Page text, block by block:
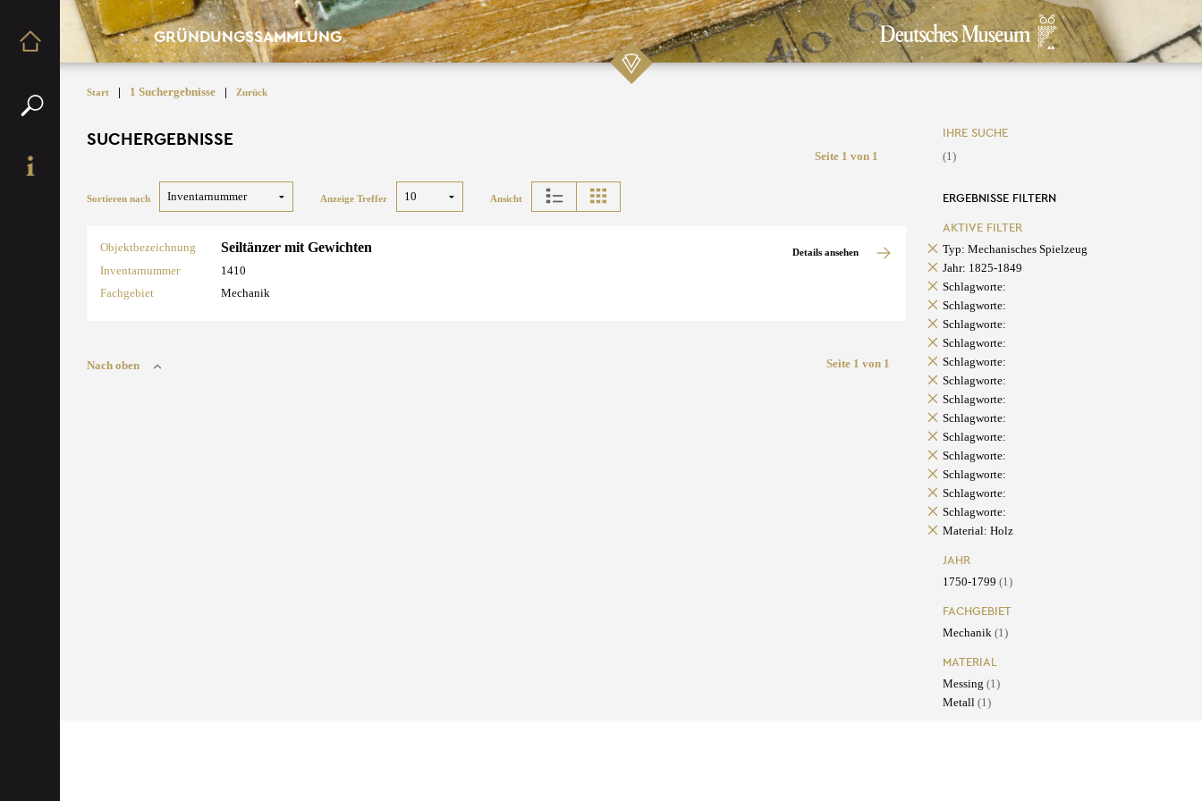
GRÜNDUNGSSAMMLUNG
Start | 1 Suchergebnisse | Zurück
SUCHERGEBNISSE
Seite 1 von 1
Sortieren nach Anzeige Treffer Ansicht
Objektbezeichnung Seiltänzer mit Gewichten
Inventarnummer
1410
Fachgebiet
Mechanik
Details ansehen
Nach oben Seite 1 von 1
IHRE SUCHE
(1)
ERGEBNISSE FILTERN
AKTIVE FILTER
Typ: Mechanisches Spielzeug
Jahr: 1825-1849
Schlagworte:
Schlagworte:
Schlagworte:
Schlagworte:
Schlagworte:
Schlagworte:
Schlagworte:
Schlagworte:
Schlagworte:
Schlagworte:
Schlagworte:
Schlagworte:
Schlagworte:
Material: Holz
JAHR
1750-1799 (1)
FACHGEBIET
Mechanik (1)
MATERIAL
Messing (1)
Metall (1)